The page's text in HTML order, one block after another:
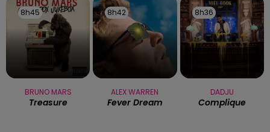
8h45
8h45
BRUNO MARS
Treasure
8h42
8h42
ALEX WARREN
Fever Dream
8h36
8h36
DADJU
Complique